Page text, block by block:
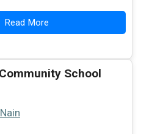
Read More
School
Nain